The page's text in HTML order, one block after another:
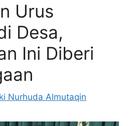
Urus
Desa,
Ini Diberi
Nurhuda Almutaqin